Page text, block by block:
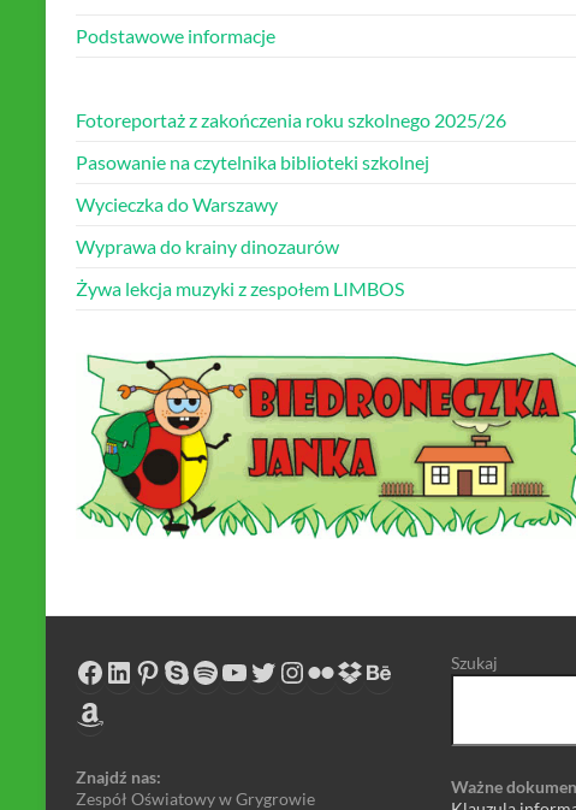
Podstawowe informacje
Fotoreportaż z zakończenia roku szkolnego 2025/26
Pasowanie na czytelnika biblioteki szkolnej
Wycieczka do Warszawy
Wyprawa do krainy dinozaurów
Żywa lekcja muzyki z zespołem LIMBOS
Facebook
LinkedIn
Pinterest
Skype
Spotify
YouTube
Twitter
Instagram
Flickr
Dropbox
Behance
Amazon
Znajdź nas:
Zespół Oświatowy w Grygrowie
Szukaj
Ważne